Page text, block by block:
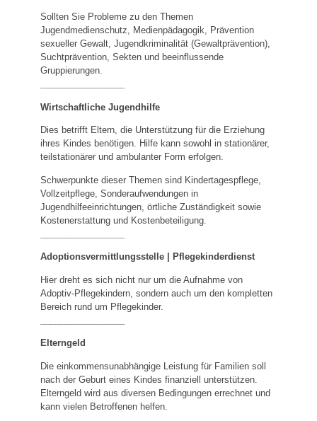
Sollten Sie Probleme zu den Themen
Jugendmedienschutz, Medienpädagogik, Prävention
sexueller Gewalt, Jugendkriminalität (Gewaltprävention),
Suchtprävention, Sekten und beeinflussende
Gruppierungen.
Wirtschaftliche Jugendhilfe
Dies betrifft Eltern, die Unterstützung für die Erziehung
ihres Kindes benötigen. Hilfe kann sowohl in stationärer,
teilstationärer und ambulanter Form erfolgen.
Schwerpunkte dieser Themen sind Kindertagespflege,
Vollzeitpflege, Sonderaufwendungen in
Jugendhilfeeinrichtungen, örtliche Zuständigkeit sowie
Kostenerstattung und Kostenbeteiligung.
Adoptionsvermittlungsstelle | Pflegekinderdienst
Hier dreht es sich nicht nur um die Aufnahme von
Adoptiv-Pflegekindern, sondern auch um den kompletten
Bereich rund um Pflegekinder.
Elterngeld
Die einkommensunabhängige Leistung für Familien soll
nach der Geburt eines Kindes finanziell unterstützen.
Elterngeld wird aus diversen Bedingungen errechnet und
kann vielen Betroffenen helfen.